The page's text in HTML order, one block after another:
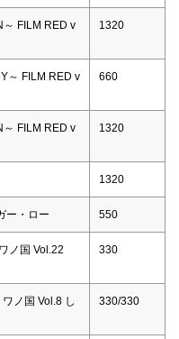
FILM RED v
1320
～ FILM RED v
660
FILM RED v
1320
1320
ー・ロー 550
ノ国 Vol.22
330
ノ国 Vol.8 し
330/330